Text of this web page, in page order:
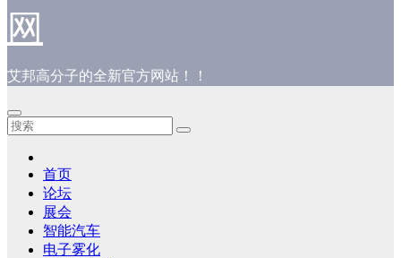
网
艾邦高分子的全新官方网站！！
首页
论坛
展会
智能汽车
电子雾化